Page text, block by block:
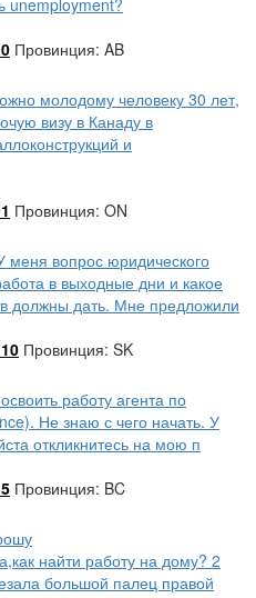
0 Провинция: AB
молодому человеку 30 лет,
визу в Канаду в
и
1 Провинция: ON
меня вопрос юридического
в выходные дни и какое
должны дать. Мне предложили
10 Провинция: SK
работу агента по
Не знаю с чего начать. У
откликнитесь на мою п
5 Провинция: BC
найти работу на дому? 2
большой палец правой